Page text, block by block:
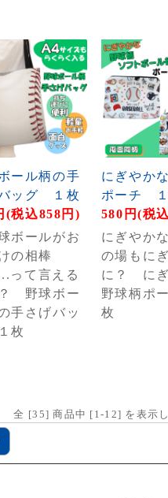
ール柄の手
ッグ １枚
(税込858円)
ボールがお
の相棒
って言える
野球ボー
手さげバッ
枚
にぎやか
ポーチ
580円(税
にぎやか
の場もに
に？ に
野球柄ポ
枚
全 [35] 商品中 [ 1-12] を表示